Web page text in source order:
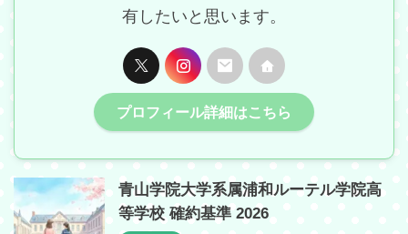
有したいと思います。
プロフィール詳細はこちら
青山学院大学系属浦和ルーテル学院高
等学校 確約基準 2026